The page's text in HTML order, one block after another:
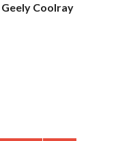
Coolray